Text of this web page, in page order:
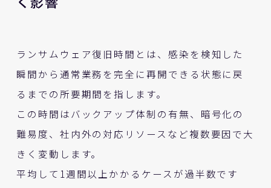
ランサムウェア復旧時間とは、感染を検知した
瞬間から通常業務を完全に再開できる状態に戻
るまでの所要期間を指します。
この時間はバックアップ体制の有無、暗号化の
難易度、社内外の対応リソースなど複数要因で大
きく変動します。
平均して1週間以上かかるケースが過半数です